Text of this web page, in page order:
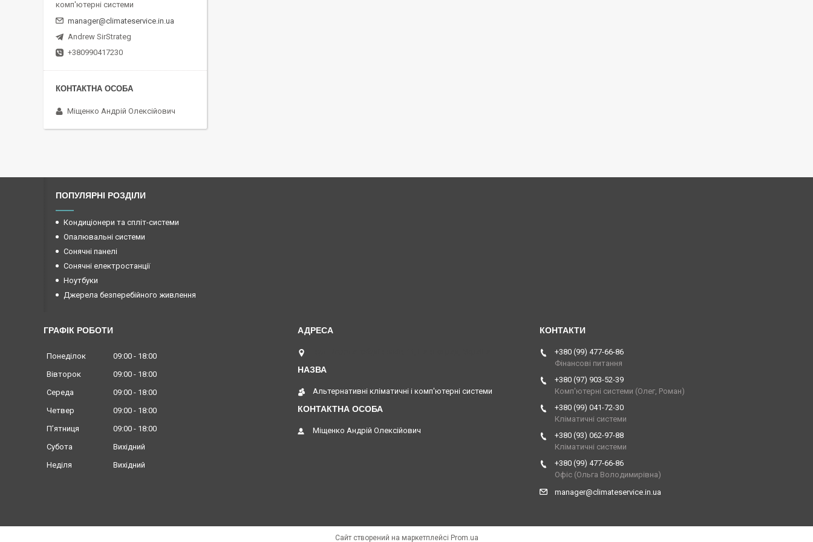
комп'ютерні системи
manager@climateservice.in.ua
Andrew SirStrateg
+380990417230
Міщенко Андрій Олексійович
ПОПУЛЯРНІ РОЗДІЛИ
Кондиціонери та спліт-системи
Опалювальні системи
Сонячні панелі
Сонячні електростанції
Ноутбуки
Джерела безперебійного живлення
ГРАФІК РОБОТИ
Понеділок 09:00
18:00
Вівторок
09:00
18:00
Середа
09:00
18:00
Четвер
09:00
18:00
Пʼятниця
09:00
18:00
Субота
Вихідний
Неділя
Вихідний
Альтернативні кліматичні і комп'ютерні системи
Міщенко Андрій Олексійович
+380 (99) 477-66-86
Фінансові питання
+380 (97) 903-52-39
Комп'ютерні системи (Олег, Роман)
+380 (99) 041-72-30
Кліматичні системи
+380 (93) 062-97-88
Кліматичні системи
+380 (99) 477-66-86
Офіс (Ольга Володимирівна)
manager@climateservice.in.ua
Сайт створений на маркетплейсі Prom.ua